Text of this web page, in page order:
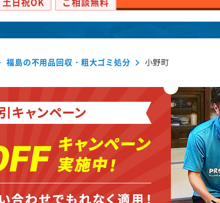
福島の不用品回収・粗大ゴミ処分 小野町